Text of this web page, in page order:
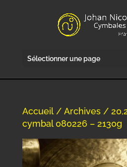
Sélectionner une page
Accueil/ Archives/
cymbal 080226 – 2130g